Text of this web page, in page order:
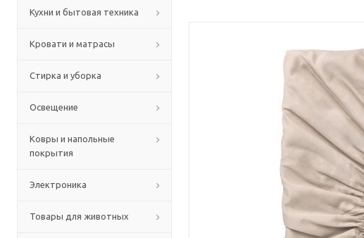
Кухни и бытовая техника
Кровати и матрасы
Стирка и уборка
Освещение
Ковры и напольные
покрытия
Электроника
Товары для животных